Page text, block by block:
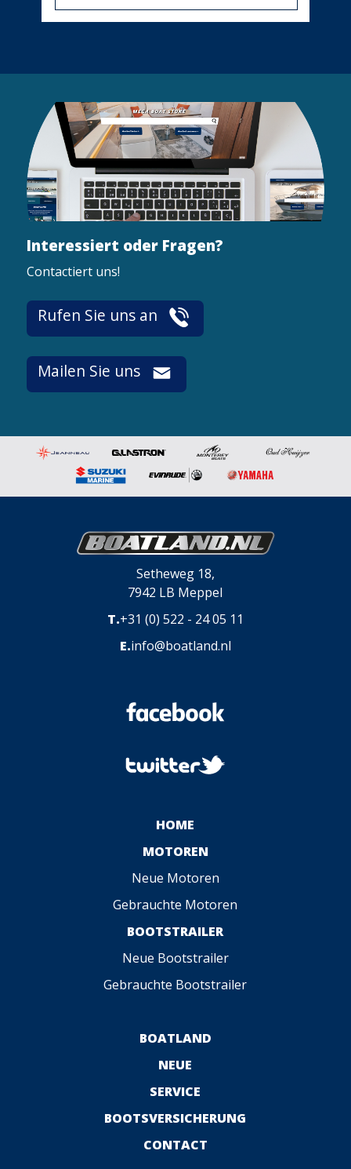
Interessiert oder Fragen?
Contactiert uns!
Rufen Sie uns an
Mailen Sie uns
Setheweg 18,
7942 LB Meppel
T.+31 (0) 522 - 24 05 11
E.info@boatland.nl
HOME
MOTOREN
Neue Motoren
Gebrauchte Motoren
BOOTSTRAILER
Neue Bootstrailer
Gebrauchte Bootstrailer
BOATLAND
NEUE
SERVICE
BOOTSVERSICHERUNG
CONTACT